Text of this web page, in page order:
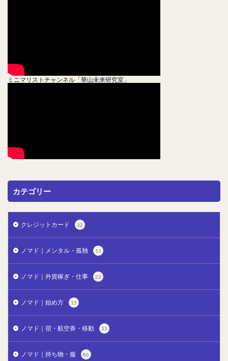
ミニマリストチャンネル「華山未来研究室」
カテゴリー
クレジットカード 32
ノマド｜メンタル・孤独 11
ノマド｜外貨稼ぎ・仕事 22
ノマド｜始め方 15
ノマド｜宿・航空券・移動 33
ノマド｜持ち物・服 86